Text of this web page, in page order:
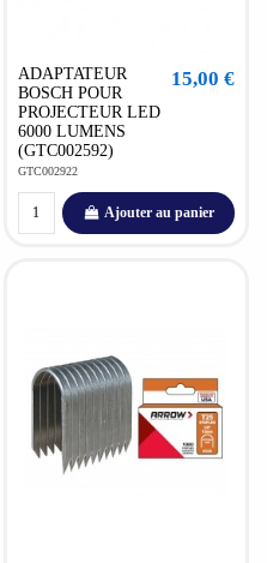
ADAPTATEUR
BOSCH POUR
PROJECTEUR LED
6000 LUMENS
(GTC002592)
GTC002922
15,00 €
Ajouter au panier